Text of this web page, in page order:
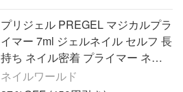
プリジェル PREGEL マジカルプラ
イマー 7ml ジェルネイル セルフ 長
持ち ネイル密着 プライマー ネコ
ポス発送 送料無料
ネイルワールド